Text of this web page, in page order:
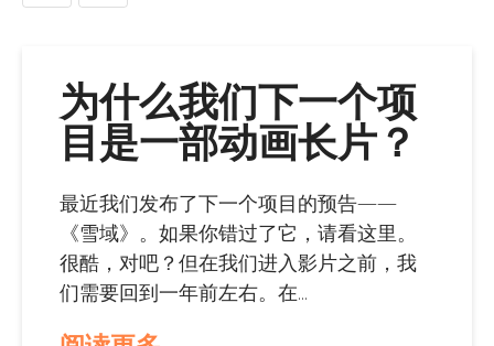
为什么我们下一个项
目是一部动画长片？
最近我们发布了下一个项目的预告——
《雪域》。如果你错过了它，请看这里。
很酷，对吧？但在我们进入影片之前，我
们需要回到一年前左右。在...